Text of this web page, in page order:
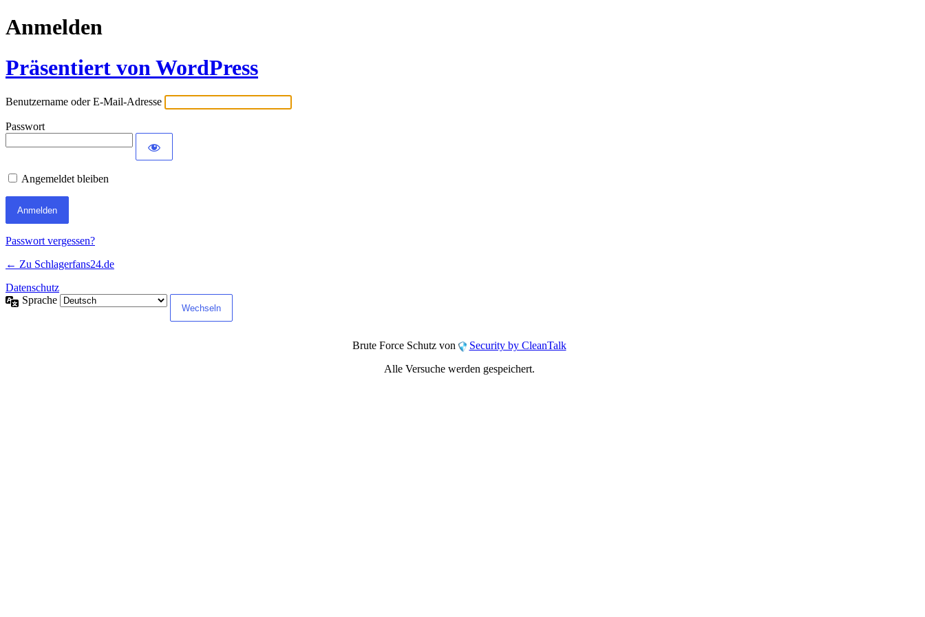
Anmelden
Präsentiert von WordPress
Benutzername oder E-Mail-Adresse
Passwort
Angemeldet bleiben
Passwort vergessen?
← Zu Schlagerfans24.de
Datenschutz
Sprache
Brute Force Schutz von
Security by CleanTalk
Alle Versuche werden gespeichert.